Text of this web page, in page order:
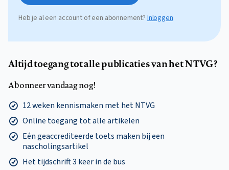
Heb je al een account of een abonnement? Inloggen
Altijd toegang tot alle publicaties van het NTVG?
Abonneer vandaag nog!
12 weken kennismaken met het NTVG
Online toegang tot alle artikelen
Eén geaccrediteerde toets maken bij een
nascholingsartikel
Het tijdschrift 3 keer in de bus